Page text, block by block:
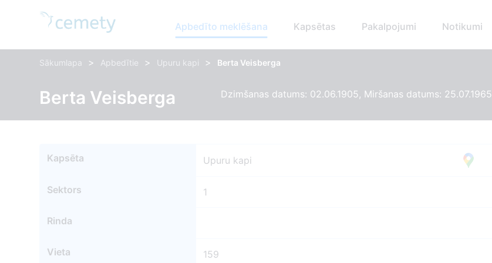
Apbedīto meklēšana Kapsētas Pakalpojumi Notikumi
Sākumlapa > Apbedītie > Upuru kapi > Berta Veisberga
Berta Veisberga Dzimšanas datums: 02.06.1905, Miršanas datums: 25.07.1965
Kapsēta Upuru kapi
Sektors 1
Rinda
Vieta 159